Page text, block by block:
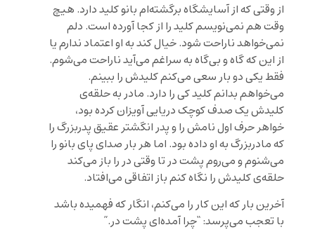
از وقتی که از آسایشگاه برگشته‌ام بانو کلید دارد. هیچ
وقت هم نمی‌نویسم کلید را از کجا آورده است. دلم
نمی‌خواهد ناراحت شود. خیال کند به او اعتماد ندارم یا
از این که گاه و بی‌گاه به سراغم می‌آید ناراحت می‌شوم.
فقط یکی دو بار سعی می‌کنم کلیدش را ببینم.
می‌خواهم بدانم کلید کی را دارد. مادر به حلقه‌ی
کلیدش یک صدف کوچک دریایی آویزان کرده بود،
خواهر حرف اول نامش را و پدر انگشتر عقیق پدربزرگ را
که مادربزرگ به ‌او داده بود. اما هر بار صدای پای بانو را
می‌شنوم و می‌روم پشت در تا وقتی در را باز می‌کند
حلقه‌ی کلیدش را نگاه کنم باز اتفاقی می‌افتاد.
آخرین بار که این کار را می‌کنم، انگار که فهمیده باشد
با تعجب می‌پرسد: “چرا آمده‌ای پشت در.”